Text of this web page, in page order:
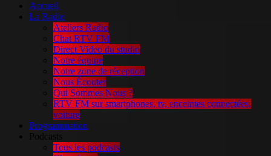
Accueil
La Radio
Ateliers Radio
Chat RTV FM
Direct Video du studio
Notre équipe
Notre zone de réception
Nous Écouter
Qui Sommes Nous ?
RTV FM sur smartphones, tv, enceintes connectées,
voiture
Programmation
Podcasts
Tous les podcasts